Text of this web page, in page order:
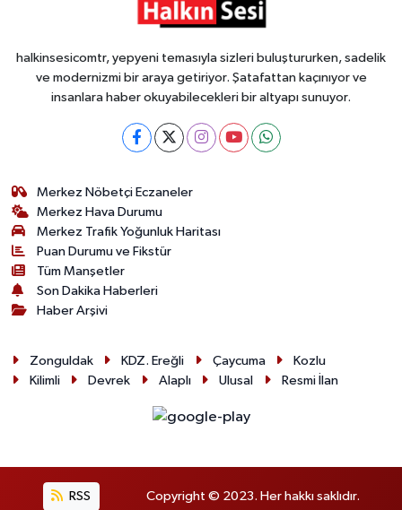
halkinsesicomtr, yepyeni temasıyla sizleri buluştururken, sadelik
ve modernizmi bir araya getiriyor. Şatafattan kaçınıyor ve
insanlara haber okuyabilecekleri bir altyapı sunuyor.
Merkez Nöbetçi Eczaneler
Merkez Hava Durumu
Merkez Trafik Yoğunluk Haritası
Puan Durumu ve Fikstür
Tüm Manşetler
Son Dakika Haberleri
Haber Arşivi
Zonguldak KDZ. Ereğli Çaycuma
Kozlu
Kilimli
Devrek Alaplı Ulusal Resmi İlan
RSS Copyright © 2023. Her hakkı saklıdır.